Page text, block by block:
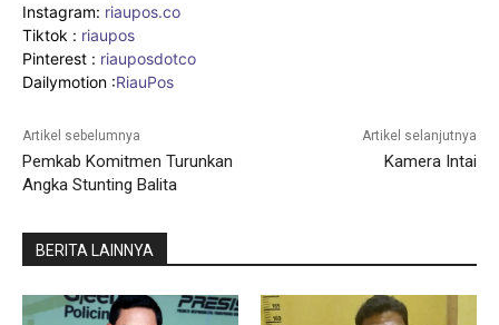
Instagram: riaupos.co
Tiktok : riaupos
Pinterest : riauposdotco
Dailymotion :RiauPos
Artikel sebelumnya
Pemkab Komitmen Turunkan
Angka Stunting Balita
Artikel selanjutnya
Kamera Intai
BERITA LAINNYA